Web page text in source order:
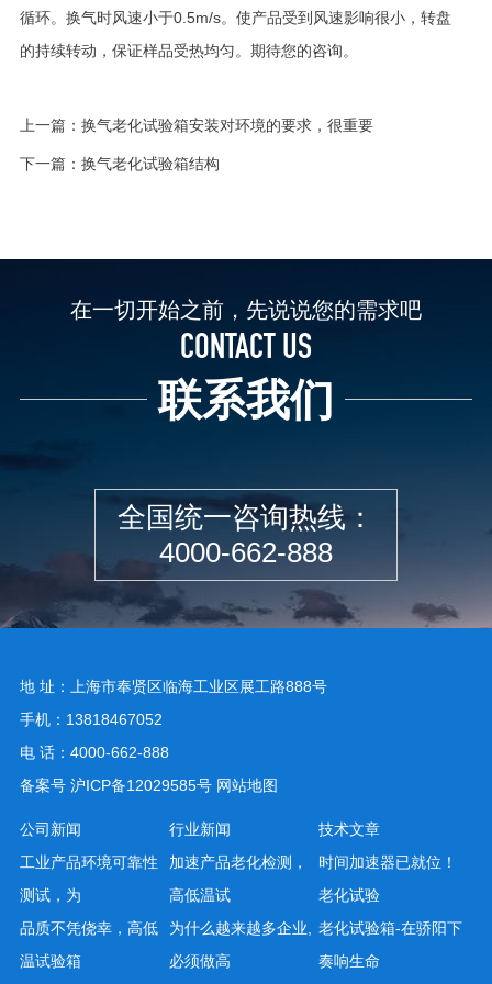
循环。换气时风速小于0.5m/s。使产品受到风速影响很小，转盘
的持续转动，保证样品受热均匀。期待您的咨询。
上一篇： 换气老化试验箱安装对环境的要求，很重要
下一篇： 换气老化试验箱结构
在一切开始之前，先说说您的需求吧
CONTACT US
联系我们
全国统一咨询热线：
4000-662-888
地 址：上海市奉贤区临海工业区展工路888号
手机：13818467052
电 话：4000-662-888
备案号 沪ICP备12029585号 网站地图
公司新闻
工业产品环境可靠性
测试，为
品质不凭侥幸，高低
温试验箱
行业新闻
加速产品老化检测，
高低温试
为什么越来越多企业,
必须做高
技术文章
时间加速器已就位！
老化试验
老化试验箱-在骄阳下
奏响生命